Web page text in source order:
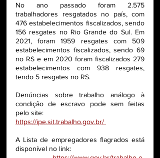
No ano passado foram 2.575
trabalhadores resgatados no país, com
476 estabelecimentos fiscalizados, sendo
156 resgates no Rio Grande do Sul. Em
2021, foram 1959 resgates com 509
estabelecimentos fiscalizados, sendo 69
no RS e em 2020 foram fiscalizados 279
estabelecimentos com 938 resgates,
tendo 5 resgates no RS.
Denúncias sobre trabalho análogo à
condição de escravo pode sem feitas
pelo site:
https://ipe.sit.trabalho.gov.br/
A Lista de empregadores flagrados está
disponível no link: